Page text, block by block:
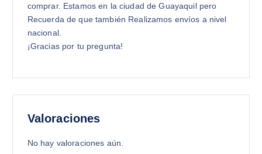
comprar. Estamos en la ciudad de Guayaquil pero
Recuerda de que también Realizamos envíos a nivel
nacional.
¡Gracias por tu pregunta!
Valoraciones
No hay valoraciones aún.